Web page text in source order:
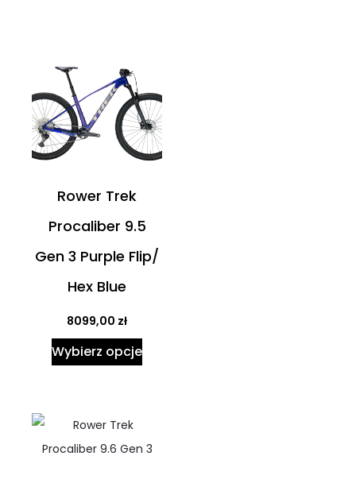
Rower Trek
Procaliber 9.5
Gen 3 Purple Flip/
Hex Blue
8099,00 zł
Wybierz opcje